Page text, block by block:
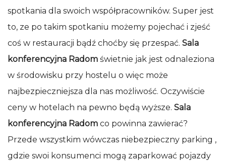
spotkania dla swoich współpracowników. Super jest
to, ze po takim spotkaniu możemy pojechać i zjeść
coś w restauracji bądź choćby się przespać. Sala
konferencyjna Radom świetnie jak jest odnaleziona
w środowisku przy hostelu o więc może
najbezpieczniejsza dla nas możliwość. Oczywiście
ceny w hotelach na pewno będą wyższe. Sala
konferencyjna Radom co powinna zawierać?
Przede wszystkim wówczas niebezpieczny parking ,
gdzie swoi konsumenci mogą zaparkować pojazdy